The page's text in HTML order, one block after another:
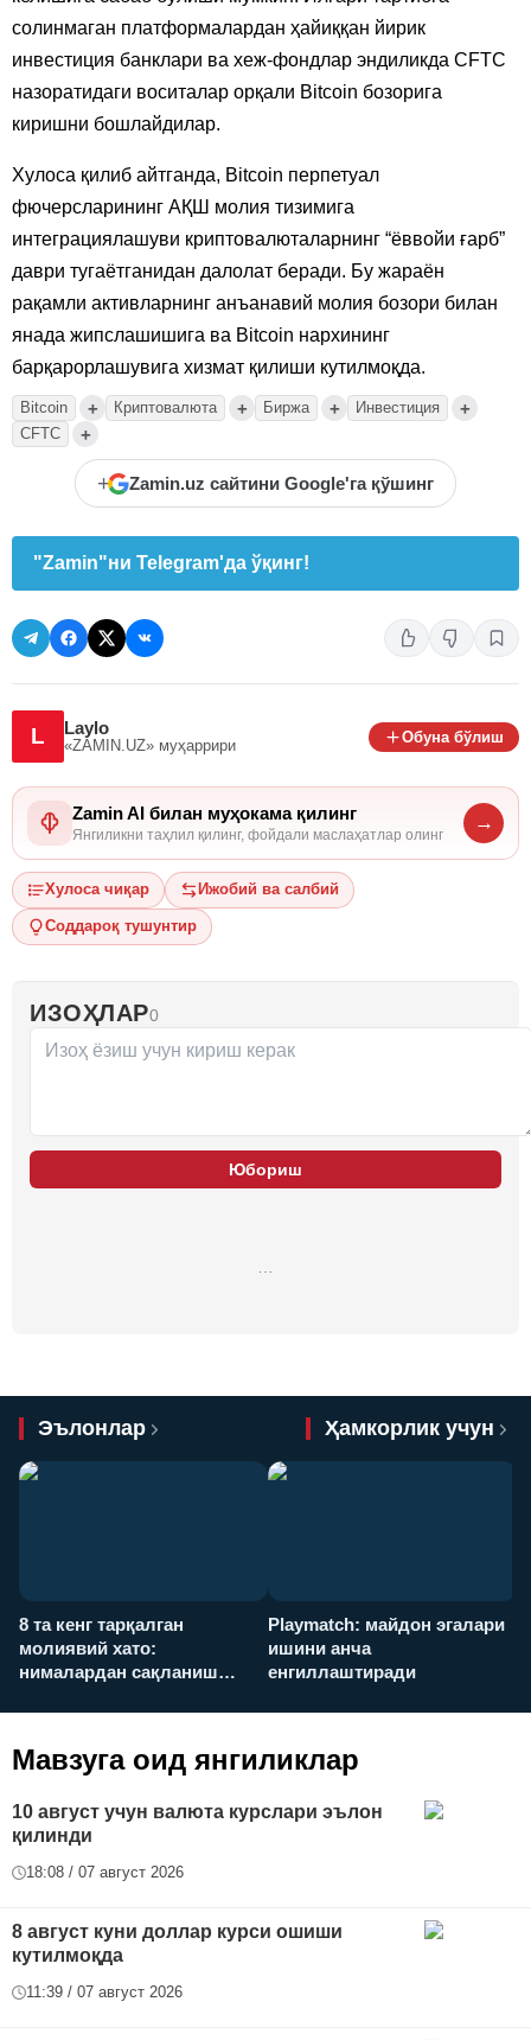
солинмаган платформалардан ҳайиққан йирик
инвестиция банклари ва хеж-фондлар эндиликда CFTC
назоратидаги воситалар орқали Bitcoin бозорига
киришни бошлайдилар.
Хулоса қилиб айтганда, Bitcoin перпетуал
фючерсларининг АҚШ молия тизимига
интеграциялашуви криптовалюталарнинг “ёввойи ғарб”
даври тугаётганидан далолат беради. Бу жараён
рақамли активларнинг анъанавий молия бозори билан
янада жипслашишига ва Bitcoin нархининг
барқарорлашувига хизмат қилиши кутилмоқда.
Bitcoin + Криптовалюта + Биржа + Инвестиция +
CFTC +
+ Zamin.uz сайтини Google'га қўшинг
"Zamin"ни Telegram'да ўқинг!
L Laylo
«ZAMIN.UZ» муҳаррири
Обуна бўлиш
Zamin AI билан муҳокама қилинг
Янгиликни таҳлил қилинг, фойдали маслаҳатлар олинг
→
Хулоса чиқар Ижобий ва салбий
Соддароқ тушунтир
ИЗОҲЛАР0
Юбориш
Эълонлар Ҳамкорлик учун
8 та кенг тарқалган
молиявий хато:
нималардан сақланиш
Playmatch: майдон эгалари
ишини анча
енгиллаштиради
Мавзуга оид янгиликлар
10 август учун валюта курслари эълон
қилинди
18:08 / 07 август 2026
8 август куни доллар курси ошиши
кутилмоқда
11:39 / 07 август 2026